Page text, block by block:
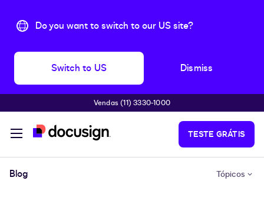
Do you want to switch to our US site?
Switch to US Dismiss
Pular para o conteúdo principal
Vendas (11) 3330-1000
TESTE GRÁTIS
Blog Tópicos